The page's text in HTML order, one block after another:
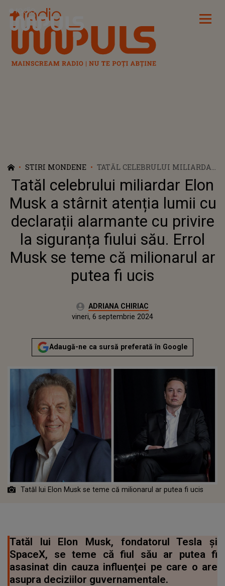
Radio Impuls
STIRI MONDENE
TATĂL CELEBRULUI MILIARDAR
ELON MUSK A STÂRNIT
ATENȚIA LUMII CU DECLARAȚII
ALARMANTE CU PRIVIRE LA
SIGURANȚA FIULUI SĂU. ERROL
MUSK SE TEME CĂ
MILIONARUL AR PUTEA FI UCIS
Tatăl celebrului miliardar Elon
Musk a stârnit atenția lumii cu
declarații alarmante cu privire
la siguranța fiului său. Errol
Musk se teme că milionarul ar
putea fi ucis
Autor:ADRIANA CHIRIAC
miercuri, 6 septembrie 2023
Actualizat:
vineri, 6 septembrie 2024
Adaugă-ne ca sursă preferată în Google
Tatăl lui Elon Musk se teme că milionarul ar putea fi ucis
Tatăl lui Elon Musk, fondatorul Tesla și
SpaceX, se teme că fiul său ar putea fi
asasinat din cauza influenţei pe care o are
asupra deciziilor guvernamentale.